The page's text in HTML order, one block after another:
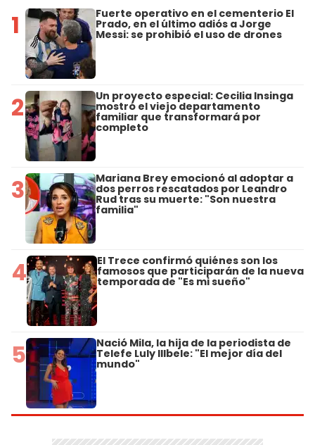
1 Fuerte operativo en el cementerio El
Prado, en el último adiós a Jorge
Messi: se prohibió el uso de drones
2 Un proyecto especial: Cecilia Insinga
mostró el viejo departamento
familiar que transformará por
completo
3 Mariana Brey emocionó al adoptar a
dos perros rescatados por Leandro
Rud tras su muerte: "Son nuestra
familia"
4 El Trece confirmó quiénes son los
famosos que participarán de la nueva
temporada de "Es mi sueño"
5 Nació Mila, la hija de la periodista de
Telefe Luly Illbele: "El mejor día del
mundo"